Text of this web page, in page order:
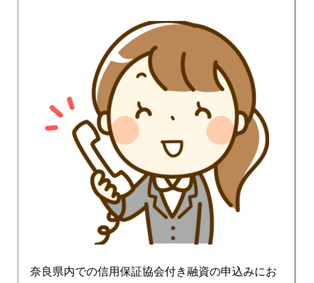
奈良県内での信用保証協会付き融資の申込みにお